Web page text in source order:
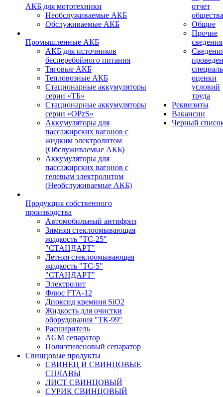
АКБ для мототехники
Необслуживаемые АКБ
Обслуживаемые АКБ
Промышленные АКБ
АКБ для источников
бесперебойного питания
Тяговые АКБ
Тепловозные АКБ
Стационарные аккумуляторы
серии «ТБ»
Стационарные аккумуляторы
серии «OPzS»
Аккумуляторы для
пассажирских вагонов с
жидким электролитом
(Обслуживаемые АКБ)
Аккумуляторы для
пассажирских вагонов с
гелевым электролитом
(Необслуживаемые АКБ)
Продукция собственного
производства
Автомобильный антифриз
Зимняя стеклоомывающая
жидкость "ТС-25"
"СТАНДАРТ"
Летняя стеклоомывающая
жидкость "ТС-5"
"СТАНДАРТ"
Электролит
Флюс FTA-12
Диоксид кремния SiO2
Жидкость для очистки
оборудования "ТК-99"
Расширитель
AGM сепаратор
Полиэтиленовый сепаратор
Свинцовые продукты
СВИНЕЦ И СВИНЦОВЫЕ
СПЛАВЫ
ЛИСТ СВИНЦОВЫЙ
СУРИК СВИНЦОВЫЙ
отчет
общества
Общие
Прочие
сведения
оценки
условий
труда
Реквизиты
Вакансии
Черный